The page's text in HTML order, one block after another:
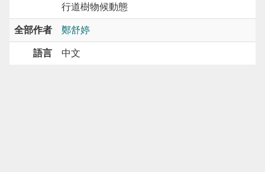
行道樹物候動態
全部作者 鄭舒婷
語言 中文